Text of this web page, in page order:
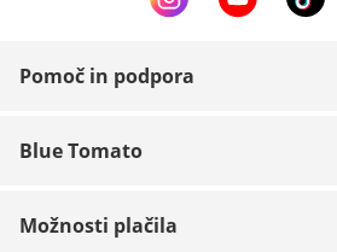
Pomoč in podpora
Plačilo
Blue Tomato
Možnosti plačila